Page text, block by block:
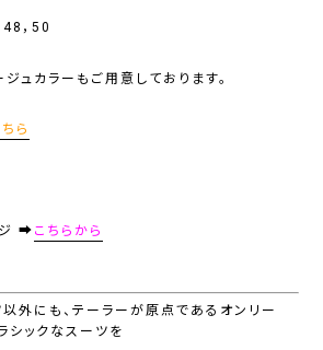
48，50
ュカラーもご用意しております。
ら
➡ こちらから
外にも、テーラーが原点であるオンリー
シックなスーツを